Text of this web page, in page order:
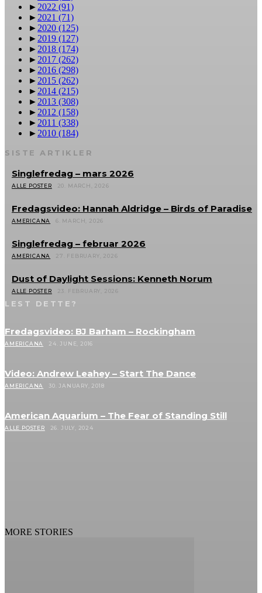
► 2022 (91)
► 2021 (71)
► 2020 (125)
► 2019 (127)
► 2018 (174)
► 2017 (262)
► 2016 (298)
► 2015 (262)
► 2014 (215)
► 2013 (308)
► 2012 (158)
► 2011 (338)
► 2010 (184)
SISTE ARTIKLER
Singlefredag – mars 2026
ALLE POSTER 20. MARCH, 2026
Fredagsvideo: Hannah Aldridge – Birds of Paradise
AMERICANA 6. MARCH, 2026
Singlefredag – februar 2026
AMERICANA 27. FEBRUARY, 2026
Dust of Daylight Sessions: Kenneth Norum
ALLE POSTER 23. FEBRUARY, 2026
LEST DETTE?
Fredagsvideo: BJ Barham – Rockingham
AMERICANA 24. JUNE, 2016
Video: Andrew Leahey – Start The Dance
AMERICANA 30. JANUARY, 2018
American Aquarium – The Fear of Standing Still
ALLE POSTER 26. JULY, 2024
MORE STORIES